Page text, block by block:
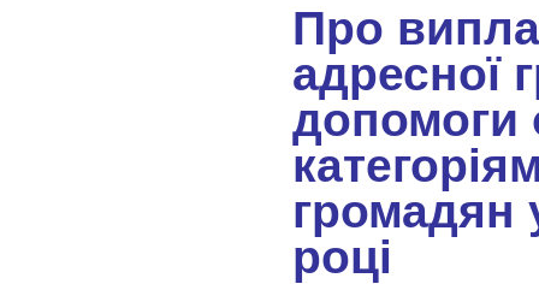
Про
адресної
допомоги
громадян
році